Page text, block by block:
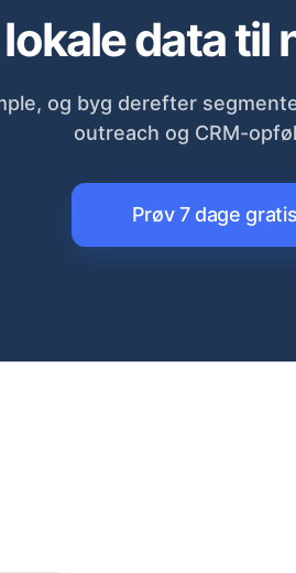
data til
og byg derefter
outreach og CRM-
Prøv 7 dage gratis